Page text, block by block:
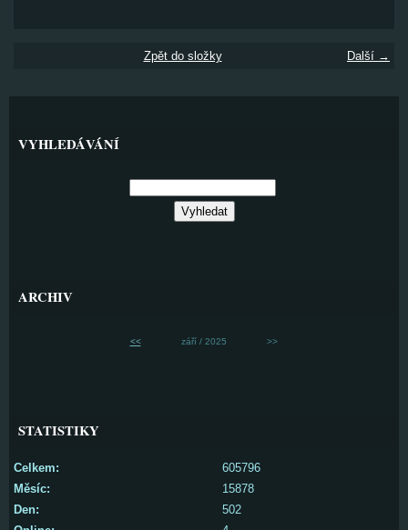
Další →
Zpět do složky
VYHLEDÁVÁNÍ
ARCHIV
<< září / 2025 >>
STATISTIKY
Celkem:
605796
Měsíc:
15878
Den:
502